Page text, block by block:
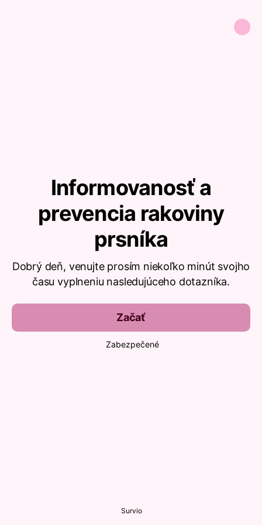
Informovanosť a
prevencia rakoviny
prsníka
Dobrý deň, venujte prosím niekoľko minút svojho
času vyplneniu nasledujúceho dotazníka.
Začať
Zabezpečené
Survio